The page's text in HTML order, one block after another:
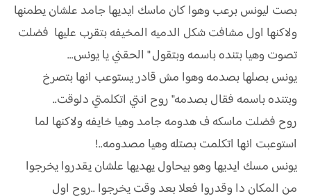
بصت ليونس برعب وهوا كان ماسك ايديها جامد علشان يطمنها
ولاكنها اول مشافت شكل الدميه المخيفه بتقرب عليها فضلت
تصوت وهيا بتنده باسمه وبتقول " الحقني يا يونس...
يونس بصلها بصدمه وهوا مش قادر يستوعب انها بتصرخ
وبتنده باسمه فقال بصدمه" روح انتي اتكلمتي دلوقت..
روح فضلت ماسكه ف هدومه جامد وهيا خايفه ولاكنها لما
استوعبت انها اتكلمت بصتله وهيا مصدومه..!
يونس مسك ايديها وهو بيحاول يهديها علشان يقدروا يخرجوا
من المكان دا وقدروا فعلا بعد وقت يخرجوا ..روح اول